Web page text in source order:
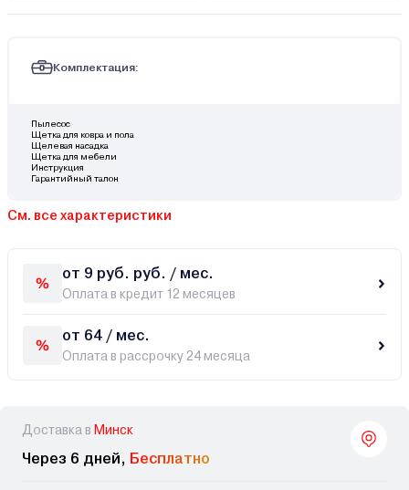
Комплектация:
Пылесос
Щетка для ковра и пола
Щелевая насадка
Щетка для мебели
Инструкция
Гарантийный талон
См. все характеристики
от 9 руб. руб. / мес.
Оплата в кредит 12 месяцев
от 64 / мес.
Оплата в рассрочку 24 месяца
Доставка в Минск
Через 6 дней, Бесплатно